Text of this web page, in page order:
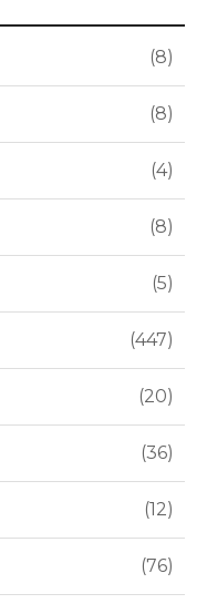
8
8
4
8
5
447
20
36
12
76